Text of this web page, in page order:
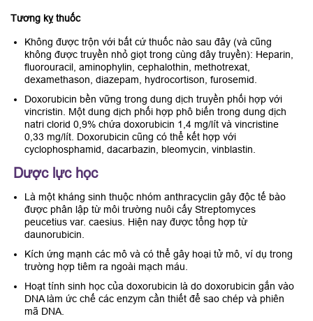
Tương kỵ thuốc
Không được trộn với bất cứ thuốc nào sau đây (và cũng
không được truyền nhỏ giọt trong cùng dây truyền): Heparin,
ﬂuorouracil, aminophylin, cephalothin, methotrexat,
dexamethason, diazepam, hydrocortison, furosemid.
Doxorubicin bền vững trong dung dịch truyền phối hợp với
vincristin. Một dung dịch phối hợp phô biến trong dung dịch
natri clorid 0,9% chứa doxorubicin 1,4 mg/lít và vincristine
0,33 mg/lít. Doxorubicin cũng có thể kết hợp với
cyclophosphamid, dacarbazin, bleomycin, vinblastin.
Dược lực học
Là một kháng sinh thuộc nhóm anthracyclin gây độc tế bào
được phân lập từ môi trường nuôi cấy Streptomyces
peucetius var. caesius. Hiện nay được tổng hợp từ
daunorubicin.
Kích ứng mạnh các mô và có thể gây hoại tử mô, ví dụ trong
trường hợp tiêm ra ngoài mạch máu.
Hoạt tính sinh học của doxorubicin là do doxorubicin gắn vào
DNA làm ức chế các enzym cần thiết để sao chép và phiên
mã DNA.